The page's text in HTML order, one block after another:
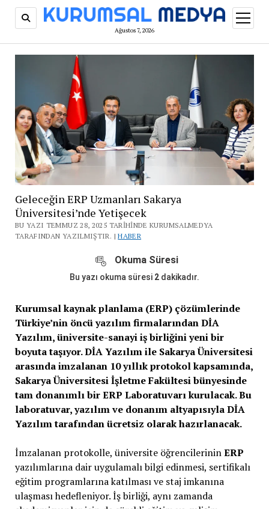
Ağustos 7, 2026
aç
Geleceğin ERP Uzmanları Sakarya
Üniversitesi’nde Yetişecek
BU YAZI TEMMUZ 28, 2025 TARIHINDE KURUMSALMEDYA
TARAFINDAN YAZILMIŞTIR. |HABER
Okuma Süresi
Bu yazı okuma süresi 2 dakikadır.
Kurumsal kaynak planlama (ERP) çözümlerinde
Türkiye’nin öncü yazılım firmalarından DİA
Yazılım, üniversite-sanayi iş birliğini yeni bir
boyuta taşıyor. DİA Yazılım ile Sakarya Üniversitesi
arasında imzalanan 10 yıllık protokol kapsamında,
Sakarya Üniversitesi İşletme Fakültesi bünyesinde
tam donanımlı bir ERP Laboratuvarı kurulacak. Bu
laboratuvar, yazılım ve donanım altyapısıyla DİA
Yazılım tarafından ücretsiz olarak hazırlanacak.
İmzalanan protokolle, üniversite öğrencilerininERP
yazılımlarına dair uygulamalı bilgi edinmesi, sertifikalı
eğitim programlarına katılması ve staj imkanına
ulaşması hedefleniyor. İş birliği, aynı zamanda